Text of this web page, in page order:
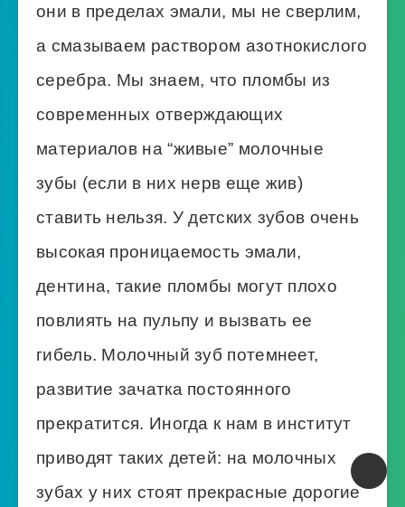
они в пределах эмали, мы не сверлим,
а смазываем раствором азотнокислого
серебра. Мы знаем, что пломбы из
современных отверждающих
материалов на “живые” молочные
зубы (если в них нерв еще жив)
ставить нельзя. У детских зубов очень
высокая проницаемость эмали,
дентина, такие пломбы могут плохо
повлиять на пульпу и вызвать ее
гибель. Молочный зуб потемнеет,
развитие зачатка постоянного
прекратится. Иногда к нам в институт
приводят таких детей: на молочных
зубах у них стоят прекрасные дорогие